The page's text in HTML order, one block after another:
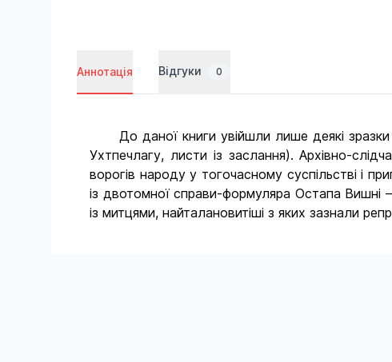
Аннотація Відгуки 0
До даної книги увійшли лише деякі зразки
Ухтпечлагу, листи із заслання). Архівно-
ворогів народу у тогочасному суспільстві і
із двотомної справи-формуляра Остапа Вишні
із митцями, найталановитіші з яких зазнали